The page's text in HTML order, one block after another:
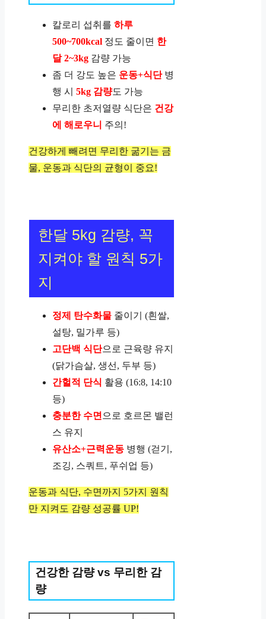
칼로리 섭취를 하루
500~700kcal 정도 줄이면 한
달 2~3kg 감량 가능
좀 더 강도 높은 운동+식단병
행 시 5kg 감량도 가능
무리한 초저열량 식단은 건강
에 해로우니 주의!
건강하게 빼려면 무리한 굶기는 금
물, 운동과 식단의 균형이 중요!
한달 5kg 감량, 꼭
지켜야 할 원칙 5가
지
정제 탄수화물 줄이기 (흰쌀,
설탕, 밀가루 등)
고단백 식단으로 근육량 유지
(닭가슴살, 생선, 두부 등)
간헐적 단식 활용 (16:8, 14:10
등)
충분한 수면 으로 호르몬 밸런
스 유지
유산소+근력운동 병행 (걷기,
조깅, 스쿼트, 푸쉬업 등)
운동과 식단, 수면까지 5가지 원칙
만 지켜도 감량 성공률 UP!
건강한 감량 vs 무리한 감
량